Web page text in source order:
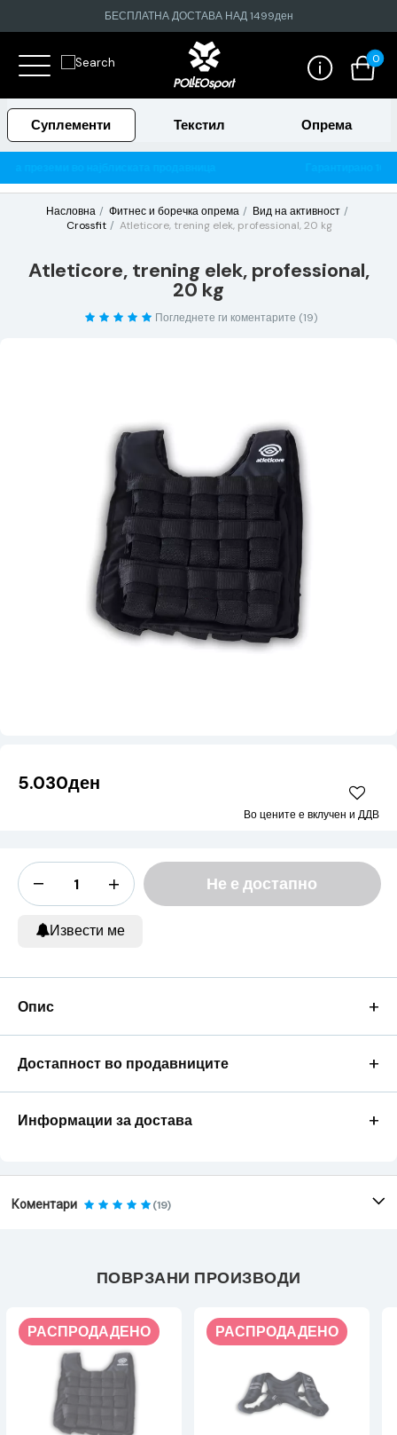
БЕСПЛАТНА ДОСТАВА НАД 1499ден
0
Суплементи Текстил Опрема
Насловна Фитнес и боречка опрема
Вид на активност
Crossfit
Atleticore, trening elek, professional, 20 kg
Atleticore, trening elek, professional,
20 kg
Погледнете ги коментарите (19)
5.030ден
Во цените е вклучен и ДДВ
Не е достапно
Извести ме
Опис +
Достапност во продавниците +
Информации за достава +
Коментари (19)
ПОВРЗАНИ ПРОИЗВОДИ
РАСПРОДАДЕНО РАСПРОДАДЕНО